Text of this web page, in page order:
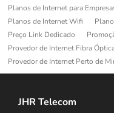
Planos de Internet para
Planos de Internet Wifi
Preço Link Dedicado
Provedor de Internet Fibra
Provedor de Internet Perto de
JHR Telecom